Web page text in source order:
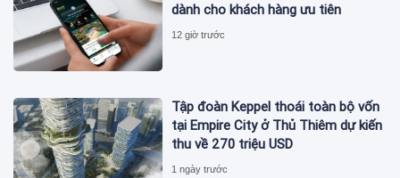
dành cho khách hàng ưu tiên
12 giờ trước
Tập đoàn Keppel thoái toàn bộ vốn
tại Empire City ở Thủ Thiêm dự kiến
thu về 270 triệu USD
1 ngày trước